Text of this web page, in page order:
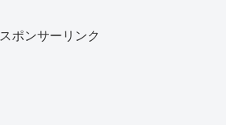
スポンサーリンク